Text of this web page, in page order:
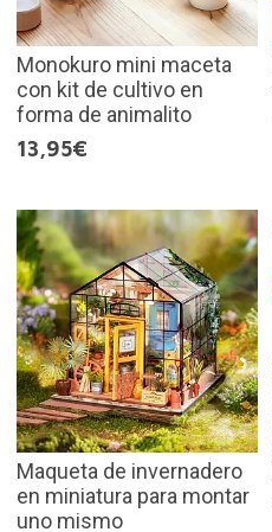
Monokuro mini maceta
con kit de cultivo en
forma de animalito
13,95€
Maqueta de invernadero
en miniatura para montar
uno mismo